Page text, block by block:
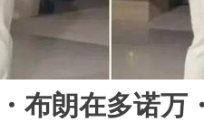
布朗在多诺万